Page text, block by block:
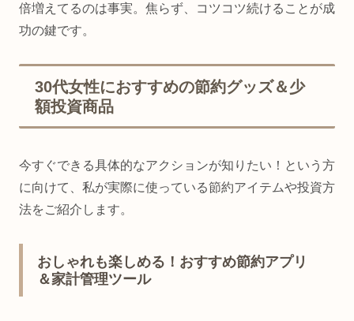
倍増えてるのは事実。焦らず、コツコツ続けることが成
功の鍵です。
30代女性におすすめの節約グッズ＆少
額投資商品
今すぐできる具体的なアクションが知りたい！という方
に向けて、私が実際に使っている節約アイテムや投資方
法をご紹介します。
おしゃれも楽しめる！おすすめ節約アプリ
＆家計管理ツール